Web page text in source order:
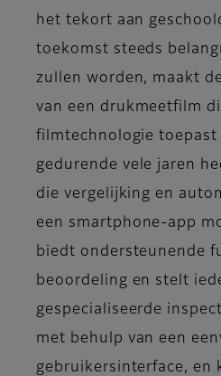
het tekort aan
toekomst steeds
zullen worden, maakt
van een drukmeetfilm
filmtechnologie
gedurende vele jaren
die vergelijking en
een smartphone-app
biedt ondersteunende
beoordeling en stelt
gespecialiseerde
met behulp van een
gebruikersinterface, en